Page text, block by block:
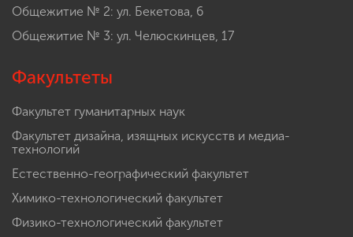
Общежитие № 2: ул. Бекетова, 6
Общежитие № 3: ул. Челюскинцев, 17
Факультеты
Факультет гуманитарных наук
Факультет дизайна, изящных искусств и медиа-
технологий
Естественно-географический факультет
Химико-технологический факультет
Физико-технологический факультет